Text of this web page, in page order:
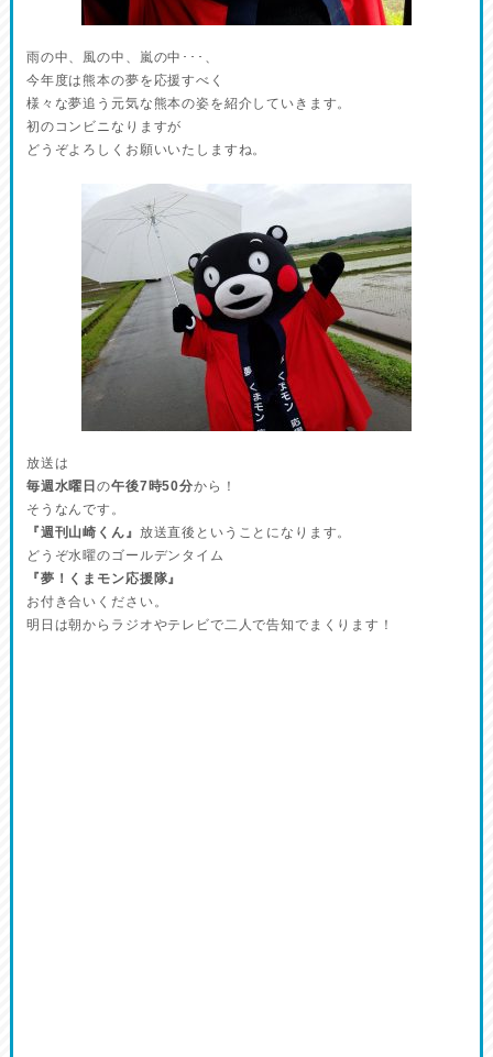
雨の中、風の中、嵐の中･･･、
今年度は熊本の夢を応援すべく
様々な夢追う元気な熊本の姿を紹介していきます。
初のコンビニなりますが
どうぞよろしくお願いいたしますね。
放送は
毎週水曜日の午後7時50分から！
そうなんです。
『週刊山崎くん』 放送直後ということになります。
どうぞ水曜のゴールデンタイム
『夢！くまモン応援隊』
お付き合いください。
明日は朝からラジオやテレビで二人で告知でまくります！